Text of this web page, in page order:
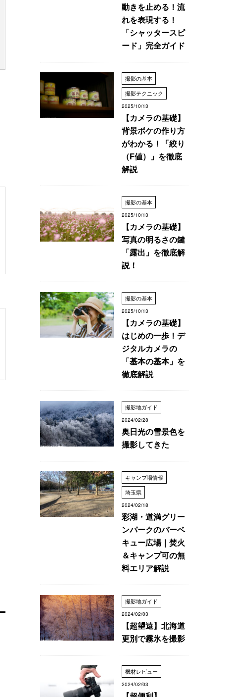
動きを止める！流
れを表現する！
「シャッタースピ
ード」完全ガイド
撮影の基本
撮影テクニック
2025/10/13
【カメラの基礎】
背景ボケの作り方
がわかる！「絞り
（F値）」を徹底
解説
撮影の基本
2025/10/13
【カメラの基礎】
写真の明るさの鍵
「露出」を徹底解
説！
撮影の基本
2025/10/13
【カメラの基礎】
はじめの一歩！デ
ジタルカメラの
「基本の基本」を
徹底解説
撮影地ガイド
2024/02/28
奥日光の雪景色を
撮影してきた
キャンプ場情報
埼玉県
2024/02/18
彩湖・道満グリー
ンパークのバーベ
キュー広場｜焚火
＆キャンプ可の無
料エリア解説
撮影地ガイド
2024/02/03
【超望遠】北海道
更別で霧氷を撮影
機材レビュー
2024/02/03